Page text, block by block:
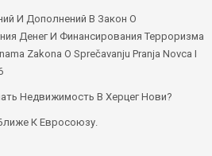
И Дополнений В Закон О
Денег И Финансирования Терроризма
Zakona O Sprečavanju Pranja Novca I
Недвижимость В Херцег Нови?
К Евросоюзу.